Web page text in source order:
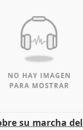
su marcha